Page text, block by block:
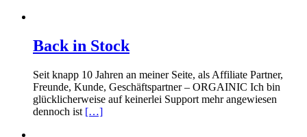
Back in Stock
Seit knapp 10 Jahren an meiner Seite, als Affiliate Partner,
Freunde, Kunde, Geschäftspartner – ORGAINIC Ich bin
glücklicherweise auf keinerlei Support mehr angewiesen
dennoch ist […]